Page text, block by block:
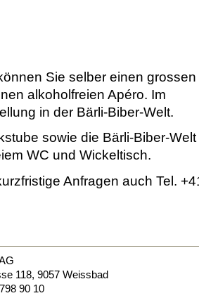
Sie selber einen grossen
alkoholfreien Apéro. Im
in der Bärli-Biber-Welt.
sowie die Bärli-Biber-Welt
WC und Wickeltisch.
Anfragen auch Tel.
118,9057 Weissbad
90 10